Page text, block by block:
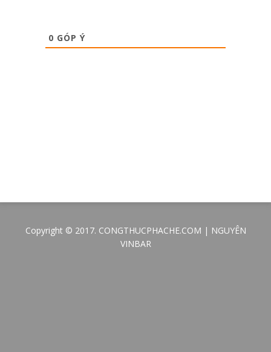
0 GÓP Ý
Copyright © 2017. CONGTHUCPHACHE.COM | NGUYÊN
VINBAR